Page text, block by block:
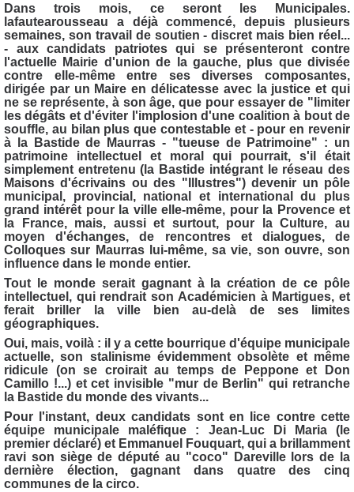
Dans trois mois, ce seront les Municipales.
lafautearousseau a déjà commencé, depuis plusieurs
semaines, son travail de soutien - discret mais bien réel...
- aux candidats patriotes qui se présenteront contre
l'actuelle Mairie d'union de la gauche, plus que divisée
contre elle-même entre ses diverses composantes,
dirigée par un Maire en délicatesse avec la justice et qui
ne se représente, à son âge, que pour essayer de "limiter
les dégâts et d'éviter l'implosion d'une coalition à bout de
souffle, au bilan plus que contestable et - pour en revenir
à la Bastide de Maurras - "tueuse de Patrimoine" : un
patrimoine intellectuel et moral qui pourrait, s'il était
simplement entretenu (la Bastide intégrant le réseau des
Maisons d'écrivains ou des "Illustres") devenir un pôle
municipal, provincial, national et international du plus
grand intérêt pour la ville elle-même, pour la Provence et
la France, mais, aussi et surtout, pour la Culture, au
moyen d'échanges, de rencontres et dialogues, de
Colloques sur Maurras lui-même, sa vie, son ouvre, son
influence dans le monde entier.
Tout le monde serait gagnant à la création de ce pôle
intellectuel, qui rendrait son Académicien à Martigues, et
ferait briller la ville bien au-delà de ses limites
géographiques.
Oui, mais, voilà : il y a cette bourrique d'équipe municipale
actuelle, son stalinisme évidemment obsolète et même
ridicule (on se croirait au temps de Peppone et Don
Camillo !...) et cet invisible "mur de Berlin" qui retranche
la Bastide du monde des vivants...
Pour l'instant, deux candidats sont en lice contre cette
équipe municipale maléfique : Jean-Luc Di Maria (le
premier déclaré) et Emmanuel Fouquart, qui a brillamment
ravi son siège de député au "coco" Dareville lors de la
dernière élection, gagnant dans quatre des cinq
communes de la circo.